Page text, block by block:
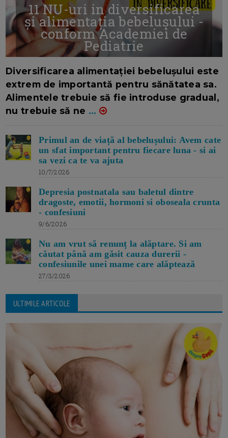
11 NU-uri in diversificarea
și alimentația bebelușului -
conform Academiei de
Pediatrie
Diversificarea alimentației bebelușului este
extrem de importantă pentru sănătatea sa.
Alimentele trebuie să fie introduse gradual,
nu trebuie să ne ...
Primul an de viață al bebelușului: Avem cate
un sfat important pentru fiecare luna - si ai
sa vezi ca te va ajuta
10/7/2026
Depresia postnatala sau baletul dintre
dragoste, emotii, hormoni si oboseala crunta
- confesiuni
9/6/2026
Nu am vrut să renunț la alăptare. Si am
căutat până am găsit cauza durerii -
confesiunile unei mame care alăptează
27/3/2026
ULTIMILE ARTICOLE